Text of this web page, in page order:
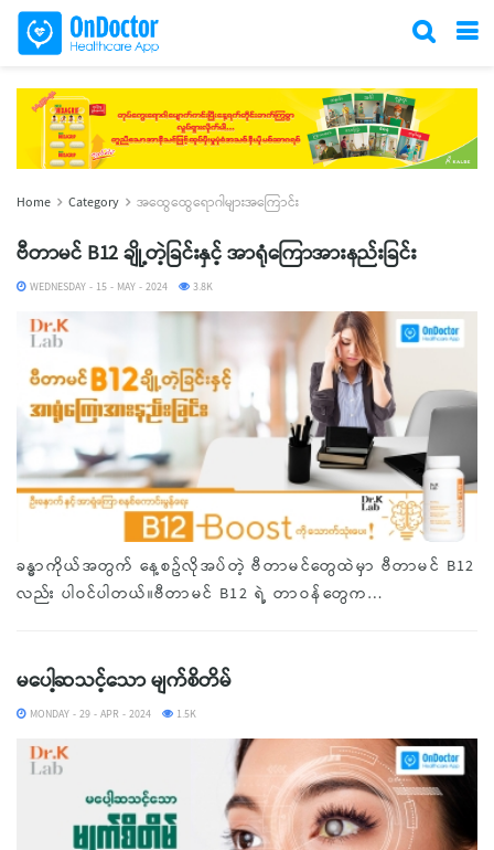
Home Category အထွေထွေရောဂါများအကြောင်း
ဗီတာမင် B12 ချို့တဲ့ခြင်းနှင့် အာရုံကြောအားနည်းခြင်း
WEDNESDAY - 15 - MAY - 2024 3.8K
ခန္ဓာကိုယ်အတွက် နေ့စဥ်လိုအပ်တဲ့ ဗီတာမင်တွေထဲမှာ ဗီတာမင် B12
လည်း ပါဝင်ပါတယ်။ဗီတာမင် B12 ရဲ့ တာဝန်တွေက…
မပေါ့ဆသင့်သော မျက်စိတိမ်
MONDAY - 29 - APR - 2024 1.5K